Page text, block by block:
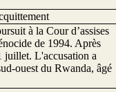
à la Cour d’assises
de 1994. Après
juillet. L'accusation a
ouest du Rwanda, âgé